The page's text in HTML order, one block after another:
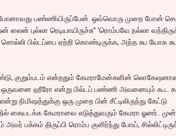
போனாவது பண்ணியிருப்பேன். ஒவ்வொரு முறை போன்
லைன் புல்லா ரெடியாயிருச்சு” ‘ரொம்பவே நல்லா
பில்டப்பை ஏற்றி கொண்டிருக்க, அந்த சுப யோக
குறும்படம் என்றதும் கேமராமேன்களின்
ஒருவனை ஹீரோ என்று பில்டப் பண்ணி அவனையும் கூட
நிமிஷத்துக்கு ஒரு முறை பின் சீட்டிலிருந்து கேட்டு
கையடக்க கேமராவை எடுத்துவரும் கேமரா ஓனர்..
பக்கம் திருப்பி ரொம்ப குளிர்ந்து போய்,